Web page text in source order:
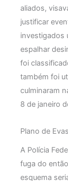
aliados,
justificar
investigados
espalhar
foi
também foi
culminaram
8 de janeiro
Plano de
A Polícia
fuga do
esquema